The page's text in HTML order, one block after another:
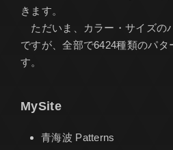
きます。
ただいま、カラー・サイズの
ですが、全部で6424種類のパタ
す。
MySite
青海波 Patterns